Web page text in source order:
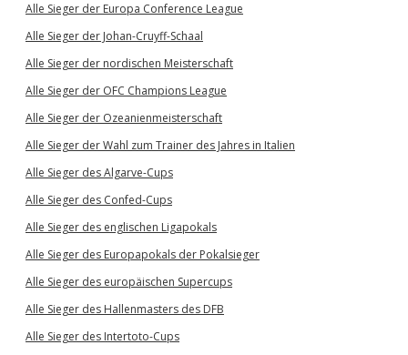
Alle Sieger der Europa Conference League
Alle Sieger der Johan-Cruyff-Schaal
Alle Sieger der nordischen Meisterschaft
Alle Sieger der OFC Champions League
Alle Sieger der Ozeanienmeisterschaft
Alle Sieger der Wahl zum Trainer des Jahres in Italien
Alle Sieger des Algarve-Cups
Alle Sieger des Confed-Cups
Alle Sieger des englischen Ligapokals
Alle Sieger des Europapokals der Pokalsieger
Alle Sieger des europäischen Supercups
Alle Sieger des Hallenmasters des DFB
Alle Sieger des Intertoto-Cups